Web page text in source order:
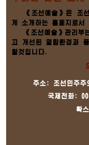
《조선예술》은 조선
게 소개하는 홈페지로서
《조선예술》관리부
고 개선된 열람환경과
할것입니다.
주소: 조선민주주
국제전화:
확